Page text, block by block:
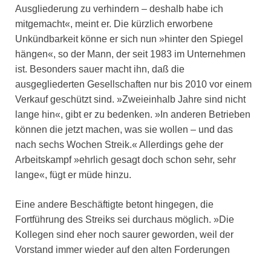
Ausgliederung zu verhindern – deshalb habe ich
mitgemacht«, meint er. Die kürzlich erworbene
Unkündbarkeit könne er sich nun »hinter den Spiegel
hängen«, so der Mann, der seit 1983 im Unternehmen
ist. Besonders sauer macht ihn, daß die
ausgegliederten Gesellschaften nur bis 2010 vor einem
Verkauf geschützt sind. »Zweieinhalb Jahre sind nicht
lange hin«, gibt er zu bedenken. »In anderen Betrieben
können die jetzt machen, was sie wollen – und das
nach sechs Wochen Streik.« Allerdings gehe der
Arbeitskampf »ehrlich gesagt doch schon sehr, sehr
lange«, fügt er müde hinzu.
Eine andere Beschäftigte betont hingegen, die
Fortführung des Streiks sei durchaus möglich. »Die
Kollegen sind eher noch saurer geworden, weil der
Vorstand immer wieder auf den alten Forderungen